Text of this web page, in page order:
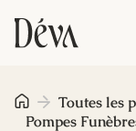
Obsèques
Toutes les
Pompes